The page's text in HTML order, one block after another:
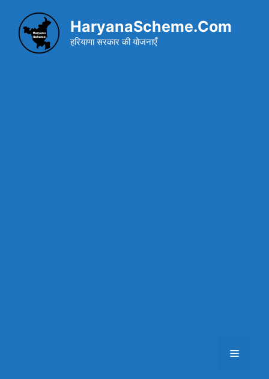
content
HaryanaScheme.Com
हरियाणा सरकार की योजनाएँ
Menu